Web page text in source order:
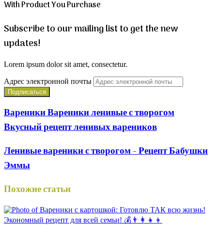
With Product You Purchase
Subscribe to our mailing list to get the new
updates!
Lorem ipsum dolor sit amet, consectetur.
Адрес электронной почты
Вареники Вареники ленивые с творогом
Вкусный рецепт ленивых вареников
Ленивые вареники с творогом - Рецепт Бабушки
Эммы
Похожие статьи